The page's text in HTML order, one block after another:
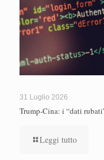
31 Luglio 2026
Trump-Cina: i “dati
Leggi tutto